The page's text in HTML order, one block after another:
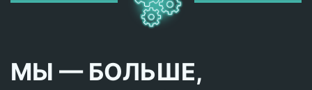
МЫ — БОЛЬШЕ,